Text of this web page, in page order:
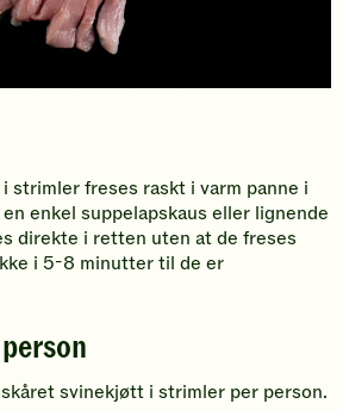
strimler freses raskt i varm panne i
enkel suppelapskaus eller lignende
direkte i retten uten at de freses
i 5-8 minutter til de er
svinekjøtt i strimler per person.